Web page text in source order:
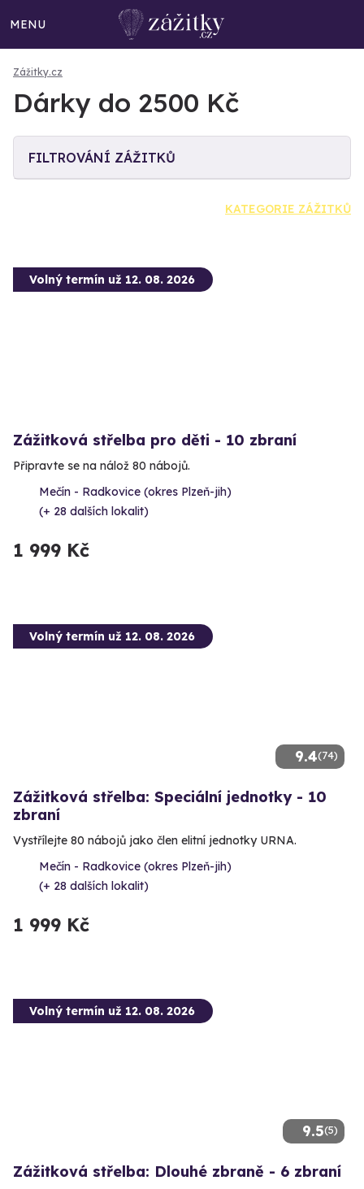
MENU
Zážitky.cz
Dárky do 2500 Kč
FILTROVÁNÍ ZÁŽITKŮ
KATEGORIE ZÁŽITKŮ
Volný termín už 12. 08. 2026
Zážitková střelba pro děti - 10 zbraní
Připravte se na nálož 80 nábojů.
Mečín - Radkovice (okres Plzeň-jih)
(+ 28 dalších lokalit)
1 999 Kč
9.4(74)
Volný termín už 12. 08. 2026
Zážitková střelba: Speciální jednotky - 10
zbraní
Vystřílejte 80 nábojů jako člen elitní jednotky URNA.
Mečín - Radkovice (okres Plzeň-jih)
(+ 28 dalších lokalit)
1 999 Kč
9.5(5)
Volný termín už 12. 08. 2026
Zážitková střelba: Dlouhé zbraně - 6 zbraní